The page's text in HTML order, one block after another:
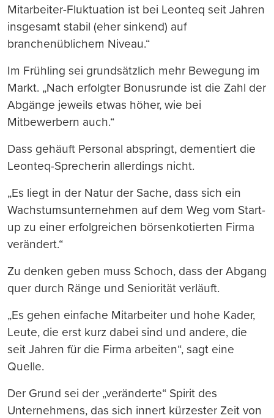
Mitarbeiter-Fluktuation ist bei Leonteq seit Jahren
insgesamt stabil (eher sinkend) auf
branchenüblichem Niveau.“
Im Frühling sei grundsätzlich mehr Bewegung im
Markt. „Nach erfolgter Bonusrunde ist die Zahl der
Abgänge jeweils etwas höher, wie bei
Mitbewerbern auch.“
Dass gehäuft Personal abspringt, dementiert die
Leonteq-Sprecherin allerdings nicht.
„Es liegt in der Natur der Sache, dass sich ein
Wachstumsunternehmen auf dem Weg vom Start-
up zu einer erfolgreichen börsenkotierten Firma
verändert.“
Zu denken geben muss Schoch, dass der Abgang
quer durch Ränge und Seniorität verläuft.
„Es gehen einfache Mitarbeiter und hohe Kader,
Leute, die erst kurz dabei sind und andere, die
seit Jahren für die Firma arbeiten“, sagt eine
Quelle.
Der Grund sei der „veränderte“ Spirit des
Unternehmens, das sich innert kürzester Zeit von